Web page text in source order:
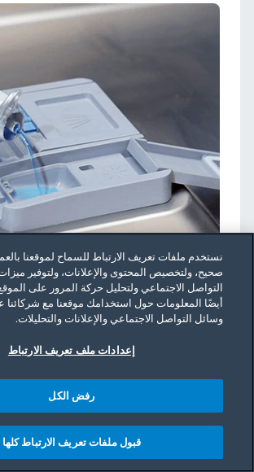
والخطوة التالية هي ملء خزان
بتدوير الغطاء لتحريره واسكب
السائل داخل الخزان إلى أن يمتلئ.
وقم بتدويره حتى يستقر في مكانه
طقطقة.
نستخدم ملفات تعريف الارتباط للسماح لموقعنا
صحيح، ولتخصيص المحتوى والإعلانات، ولتوفير
التواصل الاجتماعي ولتحليل حركة المرور على
أيضًا المعلومات حول استخدامك موقعنا مع
وسائل التواصل الاجتماعي والإعلانات والتحليلات.
إعدادات ملف تعريف الارتباط
رفض الكل
قبول ملفات تعريف الارتباط كلها